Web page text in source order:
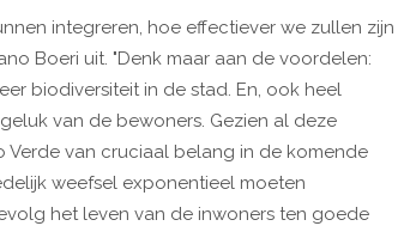
integreren, hoe effectiever we zullen zijn
Boeri uit. "Denk maar aan de voordelen:
biodiversiteit in de stad. En, ook heel
van de bewoners. Gezien al deze
van cruciaal belang in de komende
weefsel exponentieel moeten
het leven van de inwoners ten goede